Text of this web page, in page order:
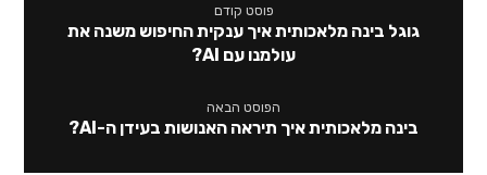
פוסט קודם
גוגל בינה מלאכותית איך ענקית החיפוש משנה את
עולמנו עם AI?
הפוסט הבאה
בינה מלאכותית איך תיראה האנושות בעידן ה-AI?